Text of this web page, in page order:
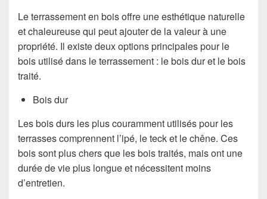
Le terrassement en bois offre une esthétique naturelle
et chaleureuse qui peut ajouter de la valeur à une
propriété. Il existe deux options principales pour le
bois utilisé dans le terrassement : le bois dur et le bois
traité.
Bois dur
Les bois durs les plus couramment utilisés pour les
terrasses comprennent l’ipé, le teck et le chêne. Ces
bois sont plus chers que les bois traités, mais ont une
durée de vie plus longue et nécessitent moins
d’entretien.